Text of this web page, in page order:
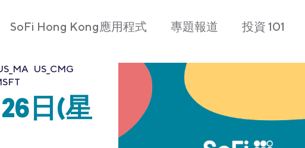
SoFi Hong Kong應用程式 專題報道 投資 101
US_CMG
日(星